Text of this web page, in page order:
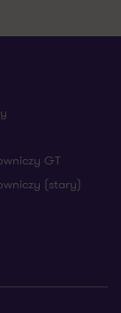
GT
(stary)